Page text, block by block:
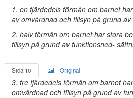
1. en fjärdedels förmån om barnet
av omvårdnad och tillsyn på grund
2. halv förmån om barnet har stora
tillsyn på grund av funktionsned-
Sida 10 Original
3. tre fjärdedels förmån om barnet
omvårdnad och tillsyn på grund av